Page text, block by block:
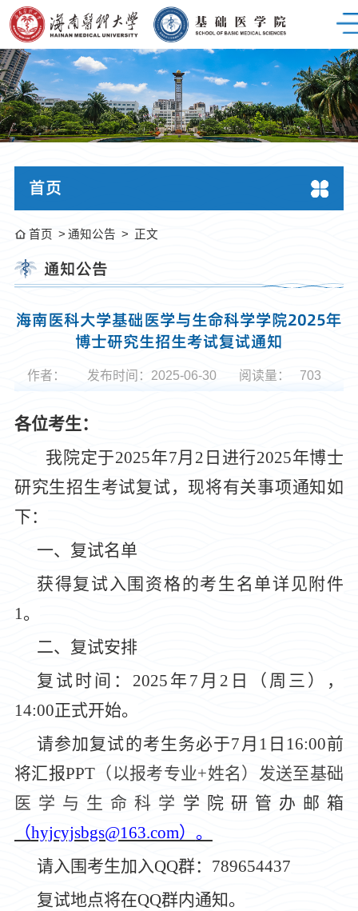
首页
首页 通知公告 正文
通知公告
海南医科大学基础医学与生命科学学院2025年
博士研究生招生考试复试通知
作者： 发布时间：2025-06-30 阅读量： 703
各位考生：
我院定于2025年7月 2 日进行2025年博士
研究生招生考试复试，现将有关事项通知如
下：
一、复试名单
获得复试入围资格的考生名单详见附件
1。
二、复试安排
复试时间： 2025年7月 2 日（周 三 ），
14:00正式开始。
请参加复试的考生务必于7 月 1 日 16:00前
将汇报PPT（以报考专业+姓名）发送至基础
医学与生命科学 学院 研管办邮箱
（hyjcyjsbgs@163.com） 。
请入围考生加入QQ群：789654437
复试地点将在QQ群内通知。